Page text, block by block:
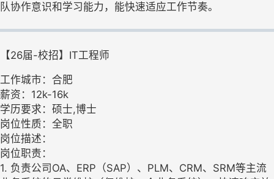
队协作意识和学习能力，能快速适应工作节奏。
【26届-校招】IT工程师
工作城市：合肥
薪资：12k-16k
学历要求：硕士,博士
岗位性质：全职
岗位描述：
岗位职责：
1. 负责公司OA、ERP（SAP）、PLM、CRM、SRM等主流